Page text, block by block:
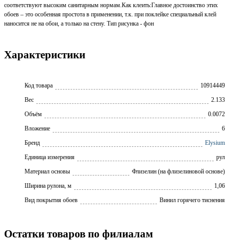
соответствуют высоким санитарным нормам.Как клеить:Главное достоинство этих
обоев – это особенная простота в применении, т.к. при поклейке специальный клей
наносится не на обои, а только на стену. Тип рисунка - фон
Характеристики
Код товара
10914449
Вес
2.133
Объём
0.0072
Вложение
6
Бренд
Elysium
Единица измерения
рул
Материал основы
Флизелин (на флизелиновой основе)
Ширина рулона, м
1,06
Вид покрытия обоев
Винил горячего тиснения
Остатки товаров по филиалам